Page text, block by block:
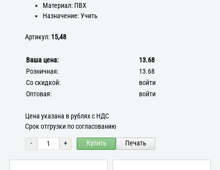
Материал: ПВХ
Назначение: Учить
Артикул: 15,48
Ваша цена:
13.68
Розничная:
13.68
Со скидкой:
войти
Оптовая:
войти
Цена указана в рублях с НДС
Срок отгрузки по согласованию
- + Купить Печать